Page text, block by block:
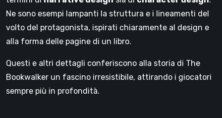
Ne sono esempi lampanti la struttura e i lineamenti del
volto del protagonista, ispirati chiaramente al design e
alla forma delle pagine di un libro.
Questi e altri dettagli conferiscono alla storia di The
Bookwalker un fascino irresistibile, attirando i giocatori
sempre più in profondità.